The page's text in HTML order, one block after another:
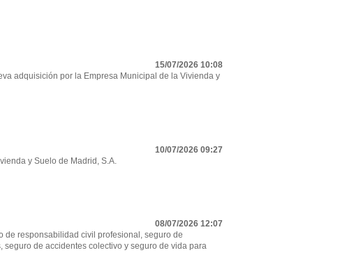
15/07/2026 10:08
adquisición por la Empresa Municipal de la Vivienda y
10/07/2026 09:27
y Suelo de Madrid, S.A.
08/07/2026 12:07
responsabilidad civil profesional, seguro de
de accidentes colectivo y seguro de vida para